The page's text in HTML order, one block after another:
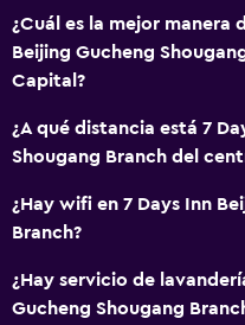
¿Cuál es la mejor manera
Beijing Gucheng
Capital?
¿A qué distancia está 7
Shougang Branch del
¿Hay wifi en 7 Days Inn
Branch?
¿Hay servicio de
Gucheng Shougang